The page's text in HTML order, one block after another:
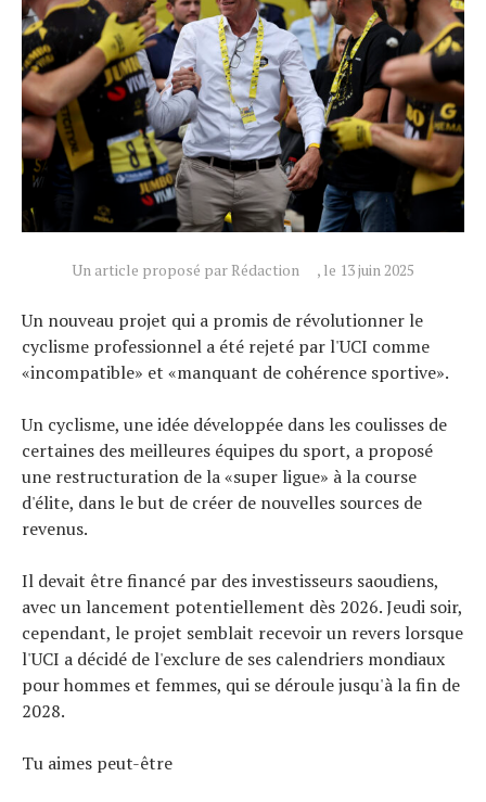
Un article proposé par Rédaction , le 13 juin 2025
Un nouveau projet qui a promis de révolutionner le
cyclisme professionnel a été rejeté par l'UCI comme
«incompatible» et «manquant de cohérence sportive».
Un cyclisme, une idée développée dans les coulisses de
certaines des meilleures équipes du sport, a proposé
une restructuration de la «super ligue» à la course
d'élite, dans le but de créer de nouvelles sources de
revenus.
Il devait être financé par des investisseurs saoudiens,
avec un lancement potentiellement dès 2026. Jeudi soir,
cependant, le projet semblait recevoir un revers lorsque
l'UCI a décidé de l'exclure de ses calendriers mondiaux
pour hommes et femmes, qui se déroule jusqu'à la fin de
2028.
Tu aimes peut-être
Technologies
Tests de produits
Conseils
Tous nos articles
À propos